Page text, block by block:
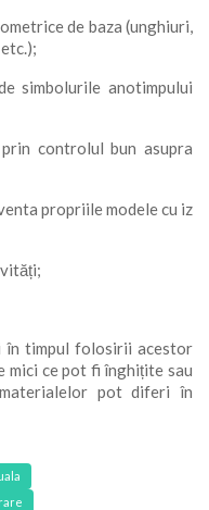
de baza (unghiuri,
simbolurile anotimpului
controlul bun asupra
propriile modele cu iz
timpul folosirii acestor
mici ce pot fi înghițite sau
pot diferi în